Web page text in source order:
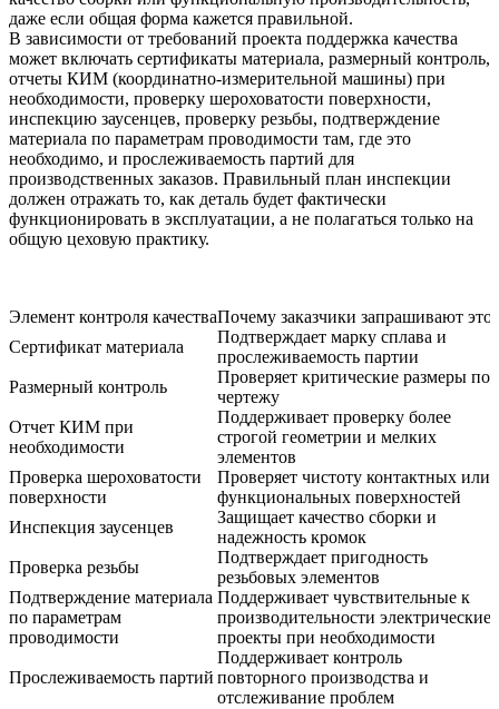
даже если общая форма кажется правильной.
В зависимости от требований проекта поддержка качества
может включать сертификаты материала, размерный контроль,
отчеты КИМ (координатно-измерительной машины) при
необходимости, проверку шероховатости поверхности,
инспекцию заусенцев, проверку резьбы, подтверждение
материала по параметрам проводимости там, где это
необходимо, и прослеживаемость партий для
производственных заказов. Правильный план инспекции
должен отражать то, как деталь будет фактически
функционировать в эксплуатации, а не полагаться только на
общую цеховую практику.
Элемент контроля качестваПочему заказчики запрашивают это
Сертификат материала
Подтверждает марку сплава и
прослеживаемость партии
Размерный контроль
Проверяет критические размеры по
чертежу
Отчет КИМ при
необходимости
Поддерживает проверку более
строгой геометрии и мелких
элементов
Проверка шероховатости
поверхности
Проверяет чистоту контактных или
функциональных поверхностей
Инспекция заусенцев
Защищает качество сборки и
надежность кромок
Проверка резьбы
Подтверждает пригодность
резьбовых элементов
Подтверждение материала
по параметрам
проводимости
Поддерживает чувствительные к
производительности электрические
проекты при необходимости
Прослеживаемость партий
Поддерживает контроль
повторного производства и
отслеживание проблем